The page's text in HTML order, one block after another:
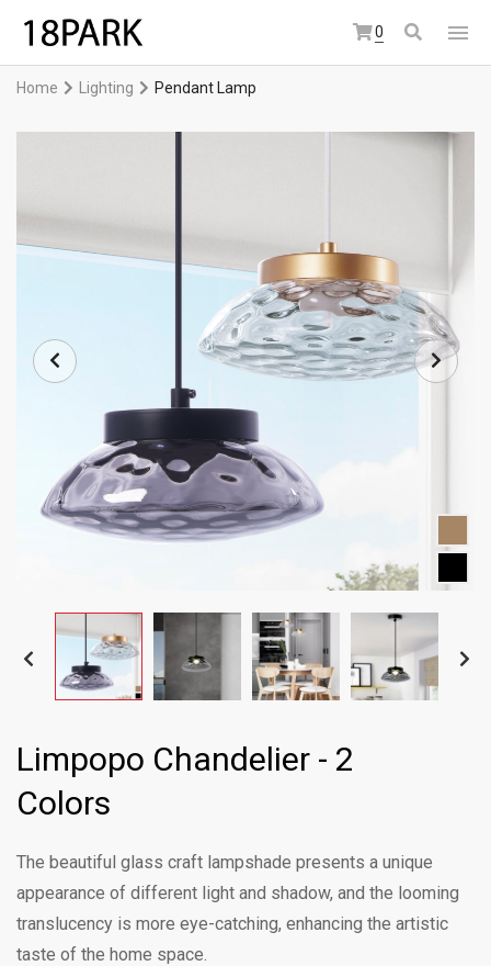
0
Home Lighting Pendant Lamp
Limpopo Chandelier - 2
Colors
The beautiful glass craft lampshade presents a unique
appearance of different light and shadow, and the looming
translucency is more eye-catching, enhancing the artistic
taste of the home space.